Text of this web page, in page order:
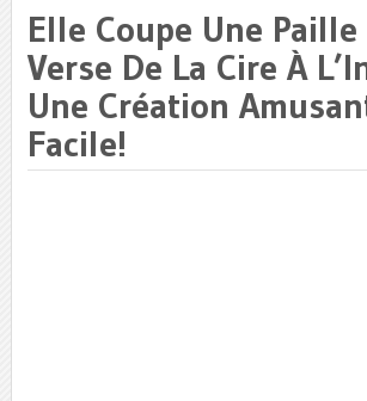
Elle Coupe Une Paille
Verse De La Cire À
Une Création
Facile!